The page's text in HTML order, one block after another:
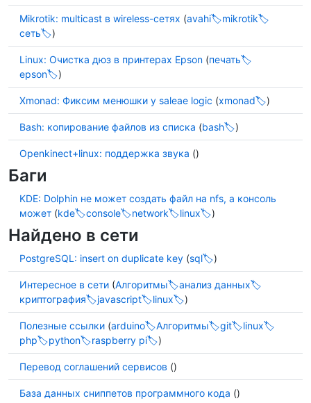
Mikrotik: multicast в wireless-сетях (avahi
mikrotik
сеть
)
Linux: Очистка дюз в принтерах Epson (печать
epson
)
Xmonad: Фиксим менюшки у saleae logic (xmonad )
Bash: копирование файлов из списка (bash )
Openkinect+linux: поддержка звука ()
Баги
KDE: Dolphin не может создать файл на nfs, а консоль
может (kde console network linux )
Найдено в сети
PostgreSQL: insert on duplicate key (sql )
Интересное в сети (Алгоритмы
анализ данных
криптография
javascript linux )
Полезные ссылки (arduino Алгоритмы git
linux
php
python raspberry pi )
Перевод соглашений сервисов ()
База данных сниппетов программного кода ()